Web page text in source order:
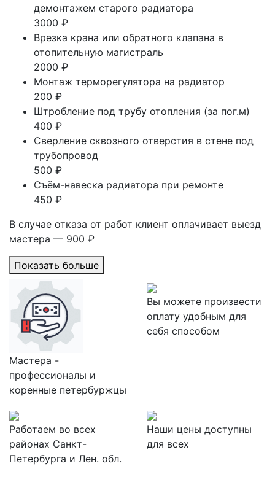
демонтажем старого радиатора
3000 ₽
Врезка крана или обратного клапана в
отопительную магистраль
2000 ₽
Монтаж терморегулятора на радиатор
200 ₽
Штробление под трубу отопления (за пог.м)
400 ₽
Сверление сквозного отверстия в стене под
трубопровод
500 ₽
Съём-навеска радиатора при ремонте
450 ₽
В случае отказа от работ клиент оплачивает выезд
мастера — 900 ₽
Показать больше
Мастера -
профессионалы и
коренные петербуржцы
Вы можете произвести
оплату удобным для
себя способом
Работаем во всех
районах Санкт-
Петербурга и Лен. обл.
Наши цены доступны
для всех